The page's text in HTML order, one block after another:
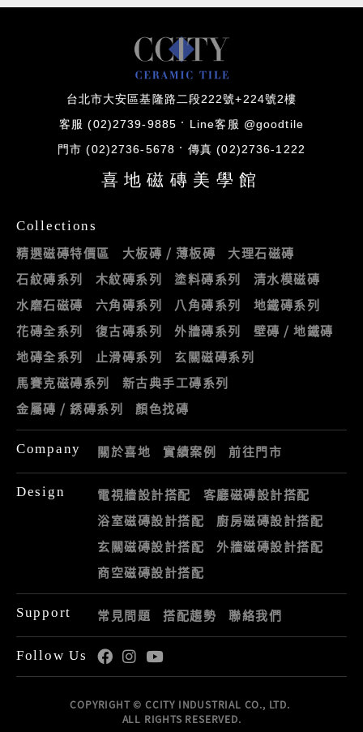
台北市大安區基隆路二段222號+224號2樓
客服 (02)2739-9885 Line客服 @goodtile
門市 (02)2736-5678 傳真 (02)2736-1222
喜地磁磚美學館
Collections
精選磁磚特價區 大板磚 / 薄板磚
大理石磁磚
石紋磚系列
木紋磚系列 塗料磚系列
清水模磁磚
水磨石磁磚
六角磚系列 八角磚系列
地鐵磚系列
花磚全系列
復古磚系列 外牆磚系列
壁磚 / 地鐵磚
地磚全系列
止滑磚系列
玄關磁磚系列
馬賽克磁磚系列
新古典手工磚系列
金屬磚 / 銹磚系列
顏色找磚
Company 關於喜地 實績案例 前往門市
Design 電視牆設計搭配
客廳磁磚設計搭配
浴室磁磚設計搭配
廚房磁磚設計搭配
玄關磁磚設計搭配
外牆磁磚設計搭配
商空磁磚設計搭配
Support 常見問題 搭配趨勢 聯絡我們
Follow Us
COPYRIGHT © CCITY INDUSTRIAL CO., LTD.
ALL RIGHTS RESERVED.